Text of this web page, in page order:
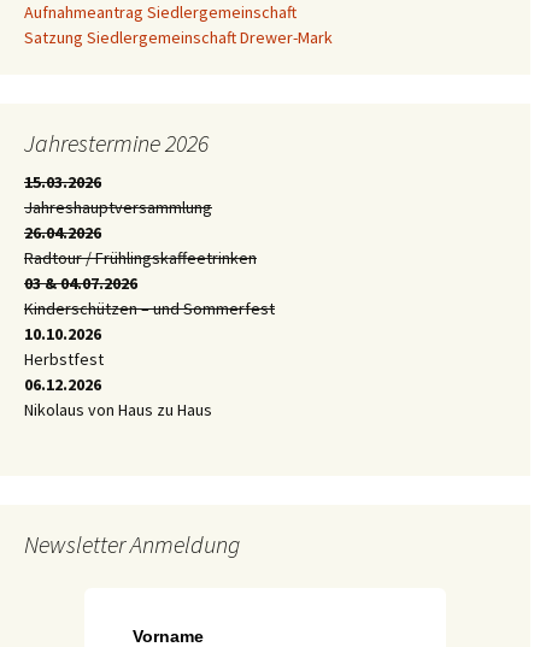
Aufnahmeantrag Siedlergemeinschaft
Satzung Siedlergemeinschaft Drewer-Mark
Jahrestermine 2026
15.03.2026
Jahreshauptversammlung
26.04.2026
Radtour / Frühlingskaffeetrinken
03 & 04.07.2026
Kinderschützen – und Sommerfest
10.10.2026
Herbstfest
06.12.2026
Nikolaus von Haus zu Haus
Newsletter Anmeldung
Vorname